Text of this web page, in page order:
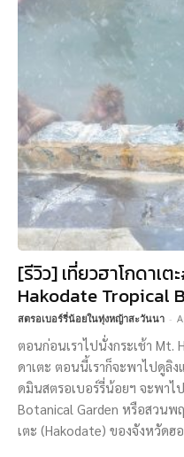
[รีวิว] เที่ยวฮาโกดาเ
Hakodate Tropical
สตรอเบอร์รี่น้อยในทุ่งหญ้าสะวันนา -
ตอนก่อนเราไปนั่งกระเช้า Mt.
ดาเตะ ตอนนี้เราก็จะพาไปดูลิ
ดมินสตรอเบอร์รี่น้อยฯ จะพาไ
Botanical Garden หรือสวนพ
เตะ (Hakodate) ของจังหวัดฮ